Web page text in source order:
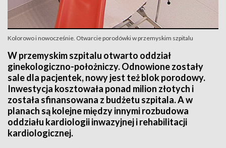
Kolorowo i nowocześnie. Otwarcie porodówki w przemyskim szpitalu
W przemyskim szpitalu otwarto oddział
ginekologiczno-położniczy. Odnowione zostały
sale dla pacjentek, nowy jest też blok porodowy.
Inwestycja kosztowała ponad milion złotych i
została sfinansowana z budżetu szpitala. A w
planach są kolejne między innymi rozbudowa
oddziału kardiologii inwazyjnej i rehabilitacji
kardiologicznej.